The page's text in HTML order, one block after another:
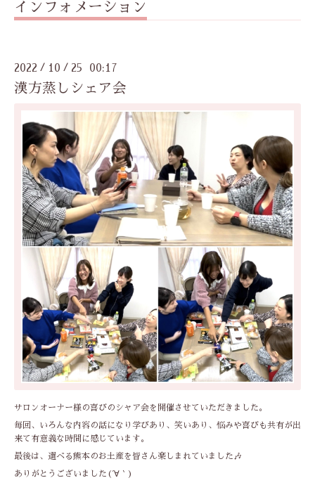
インフォメーション
2022 / 10 / 25 00:17
漢方蒸しシェア会
サロンオーナー様の喜びのシャア会を開催させていただきました。
毎回、いろんな内容の話になり学びあり、笑いあり、悩みや喜びも共有が出
来て有意義な時間に感じています。
最後は、選ベる熊本のお土産を皆さん楽しまれていました🎶
ありがとうございました(´∀｀)